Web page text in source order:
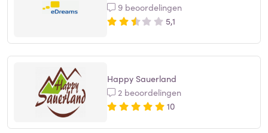
9 beoordelingen
5,1
Happy Sauerland
2 beoordelingen
10